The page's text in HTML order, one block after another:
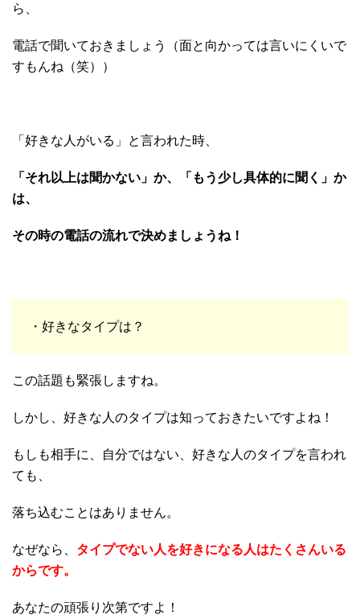
ら、
電話で聞いておきましょう（面と向かっては言いにくいで
すもんね（笑））
「好きな人がいる」と言われた時、
「それ以上は聞かない」か、「もう少し具体的に聞く」か
は、
その時の電話の流れで決めましょうね！
・好きなタイプは？
この話題も緊張しますね。
しかし、好きな人のタイプは知っておきたいですよね！
もしも相手に、自分ではない、好きな人のタイプを言われ
ても、
落ち込むことはありません。
なぜなら、 タイプでない人を好きになる人はたくさんいる
からです。
あなたの頑張り次第ですよ！